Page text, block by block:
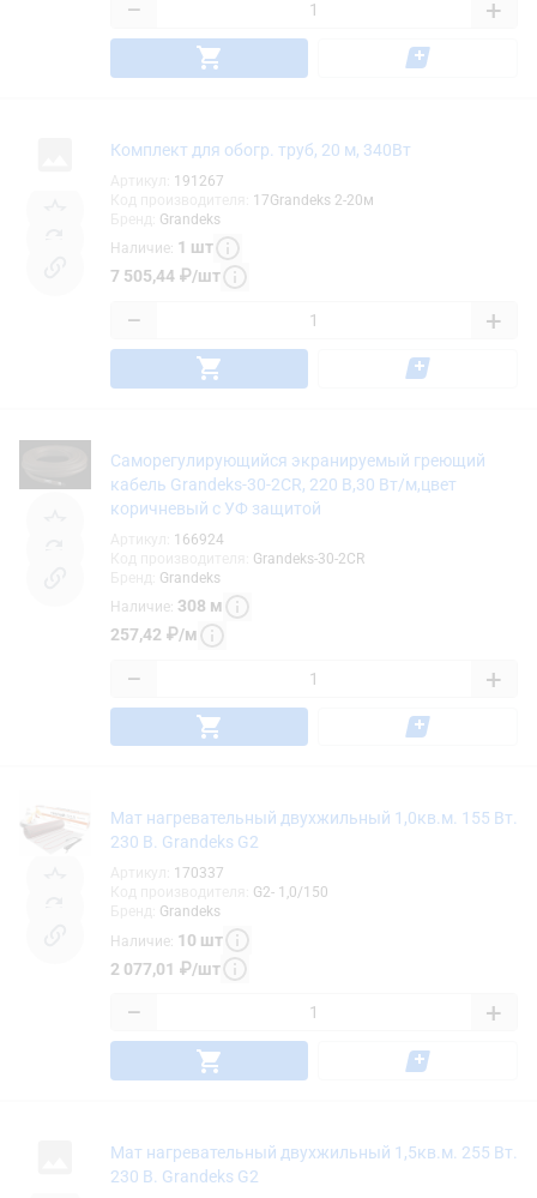
− +
Комплект для обогр. труб, 20 м, 340Вт
191267
17Grandeks 2-20м
Grandeks
Наличие: 1 шт
7 505,44 ₽/шт
− +
Саморегулирующийся экранируемый греющий
кабель Grandeks-30-2CR, 220 В,30 Вт/м,цвет
коричневый с УФ защитой
166924
Grandeks-30-2CR
Grandeks
Наличие: 308 м
257,42 ₽/м
− +
Мат нагревательный двухжильный 1,0кв.м. 155 Вт.
230 В. Grandeks G2
170337
G2- 1,0/150
Grandeks
Наличие: 10 шт
2 077,01 ₽/шт
− +
Мат нагревательный двухжильный 1,5кв.м. 255 Вт.
230 В. Grandeks G2